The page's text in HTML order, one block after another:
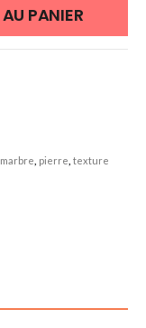
PANIER
marbre pierre texture